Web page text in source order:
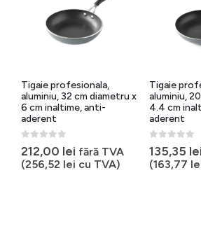
Tigaie profesionala,
aluminiu, 32 cm diametru x
6 cm inaltime, anti-
aderent
212,00 lei fără TVA
(256,52 lei cu TVA)
Tigaie
aluminiu,
4.4 cm
aderent
135,35 lei
(163,77